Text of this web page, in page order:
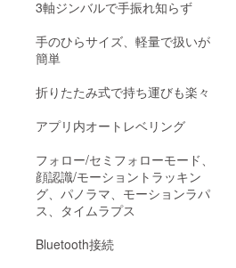
3軸ジンバルで手振れ知らず
手のひらサイズ、軽量で扱いが
簡単
折りたたみ式で持ち運びも楽々
アプリ内オートレベリング
フォロー/セミフォローモード、
顔認識/モーショントラッキン
グ、パノラマ、モーションラパ
ス、タイムラプス
Bluetooth接続